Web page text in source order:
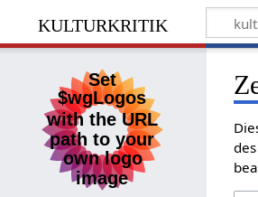
kulturkritik